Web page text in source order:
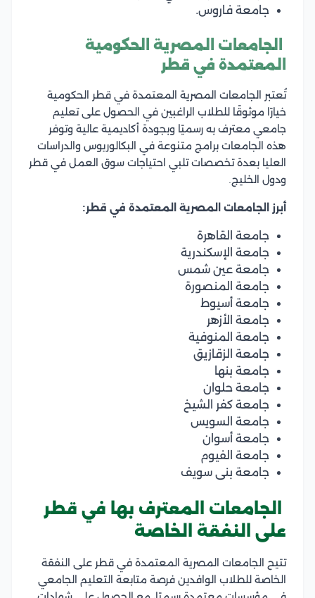
جامعة فاروس.
الجامعات المصرية الحكومية
المعتمدة في قطر
تُعتبر الجامعات المصرية المعتمدة في قطر الحكومية
خيارًا موثوقًا للطلاب الراغبين في الحصول على تعليم
جامعي معترف به رسميًا وبجودة أكاديمية عالية وتوفر
هذه الجامعات برامج متنوعة في البكالوريوس والدراسات
العليا بعدة تخصصات تلبي احتياجات سوق العمل في قطر
ودول الخليج.
أبرز الجامعات المصرية المعتمدة في قطر:
جامعة القاهرة
جامعة الإسكندرية
جامعة عين شمس
جامعة المنصورة
جامعة أسيوط
جامعة الأزهر
جامعة المنوفية
جامعة الزقازيق
جامعة بنها
جامعة حلوان
جامعة كفر الشيخ
جامعة السويس
جامعة أسوان
جامعة الفيوم
جامعة بنى سويف
الجامعات المعترف بها في قطر
على النفقة الخاصة
تتيح الجامعات المصرية المعتمدة في قطر على النفقة
الخاصة للطلاب الوافدين فرصة متابعة التعليم الجامعي